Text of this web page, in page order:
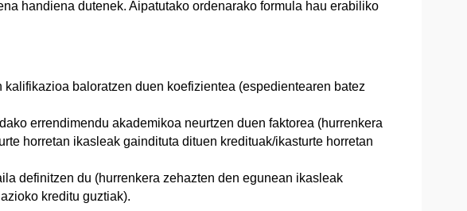
handiena dutenek. Aipatutako ordenarako formula hau erabiliko
baloratzen duen koefizientea (espedientearen batez
errendimendu akademikoa neurtzen duen faktorea (hurrenkera
horretan ikasleak gaindituta dituen kredituak/ikasturte horretan
definitzen du (hurrenkera zehazten den egunean ikasleak
kreditu guztiak).